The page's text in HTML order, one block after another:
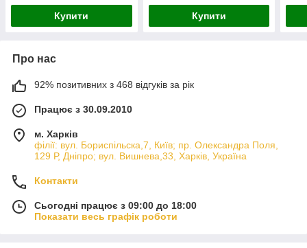
Купити Купити
Про нас
92% позитивних з 468 відгуків за рік
Працює з 30.09.2010
м. Харків
філії: вул. Бориcпільска,7, Київ; пр. Олександра Поля,
129 Р, Дніпро; вул. Вишнева,33, Харків, Україна
Контакти
Сьогодні працює з 09:00 до 18:00
Показати весь графік роботи